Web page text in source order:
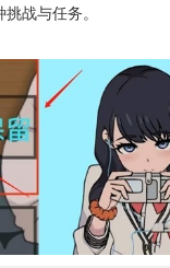
战与任务。